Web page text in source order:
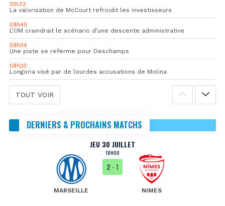
10h33
La valorisation de McCourt refroidit les investisseurs
09h45
L’OM craindrait le scénario d’une descente administrative
09h04
Une piste se referme pour Deschamps
08h20
Longoria visé par de lourdes accusations de Molina
TOUT VOIR
DERNIERS & PROCHAINS MATCHS
JEU 30 JUILLET
18H00
MARSEILLE
2 - 1
NIMES